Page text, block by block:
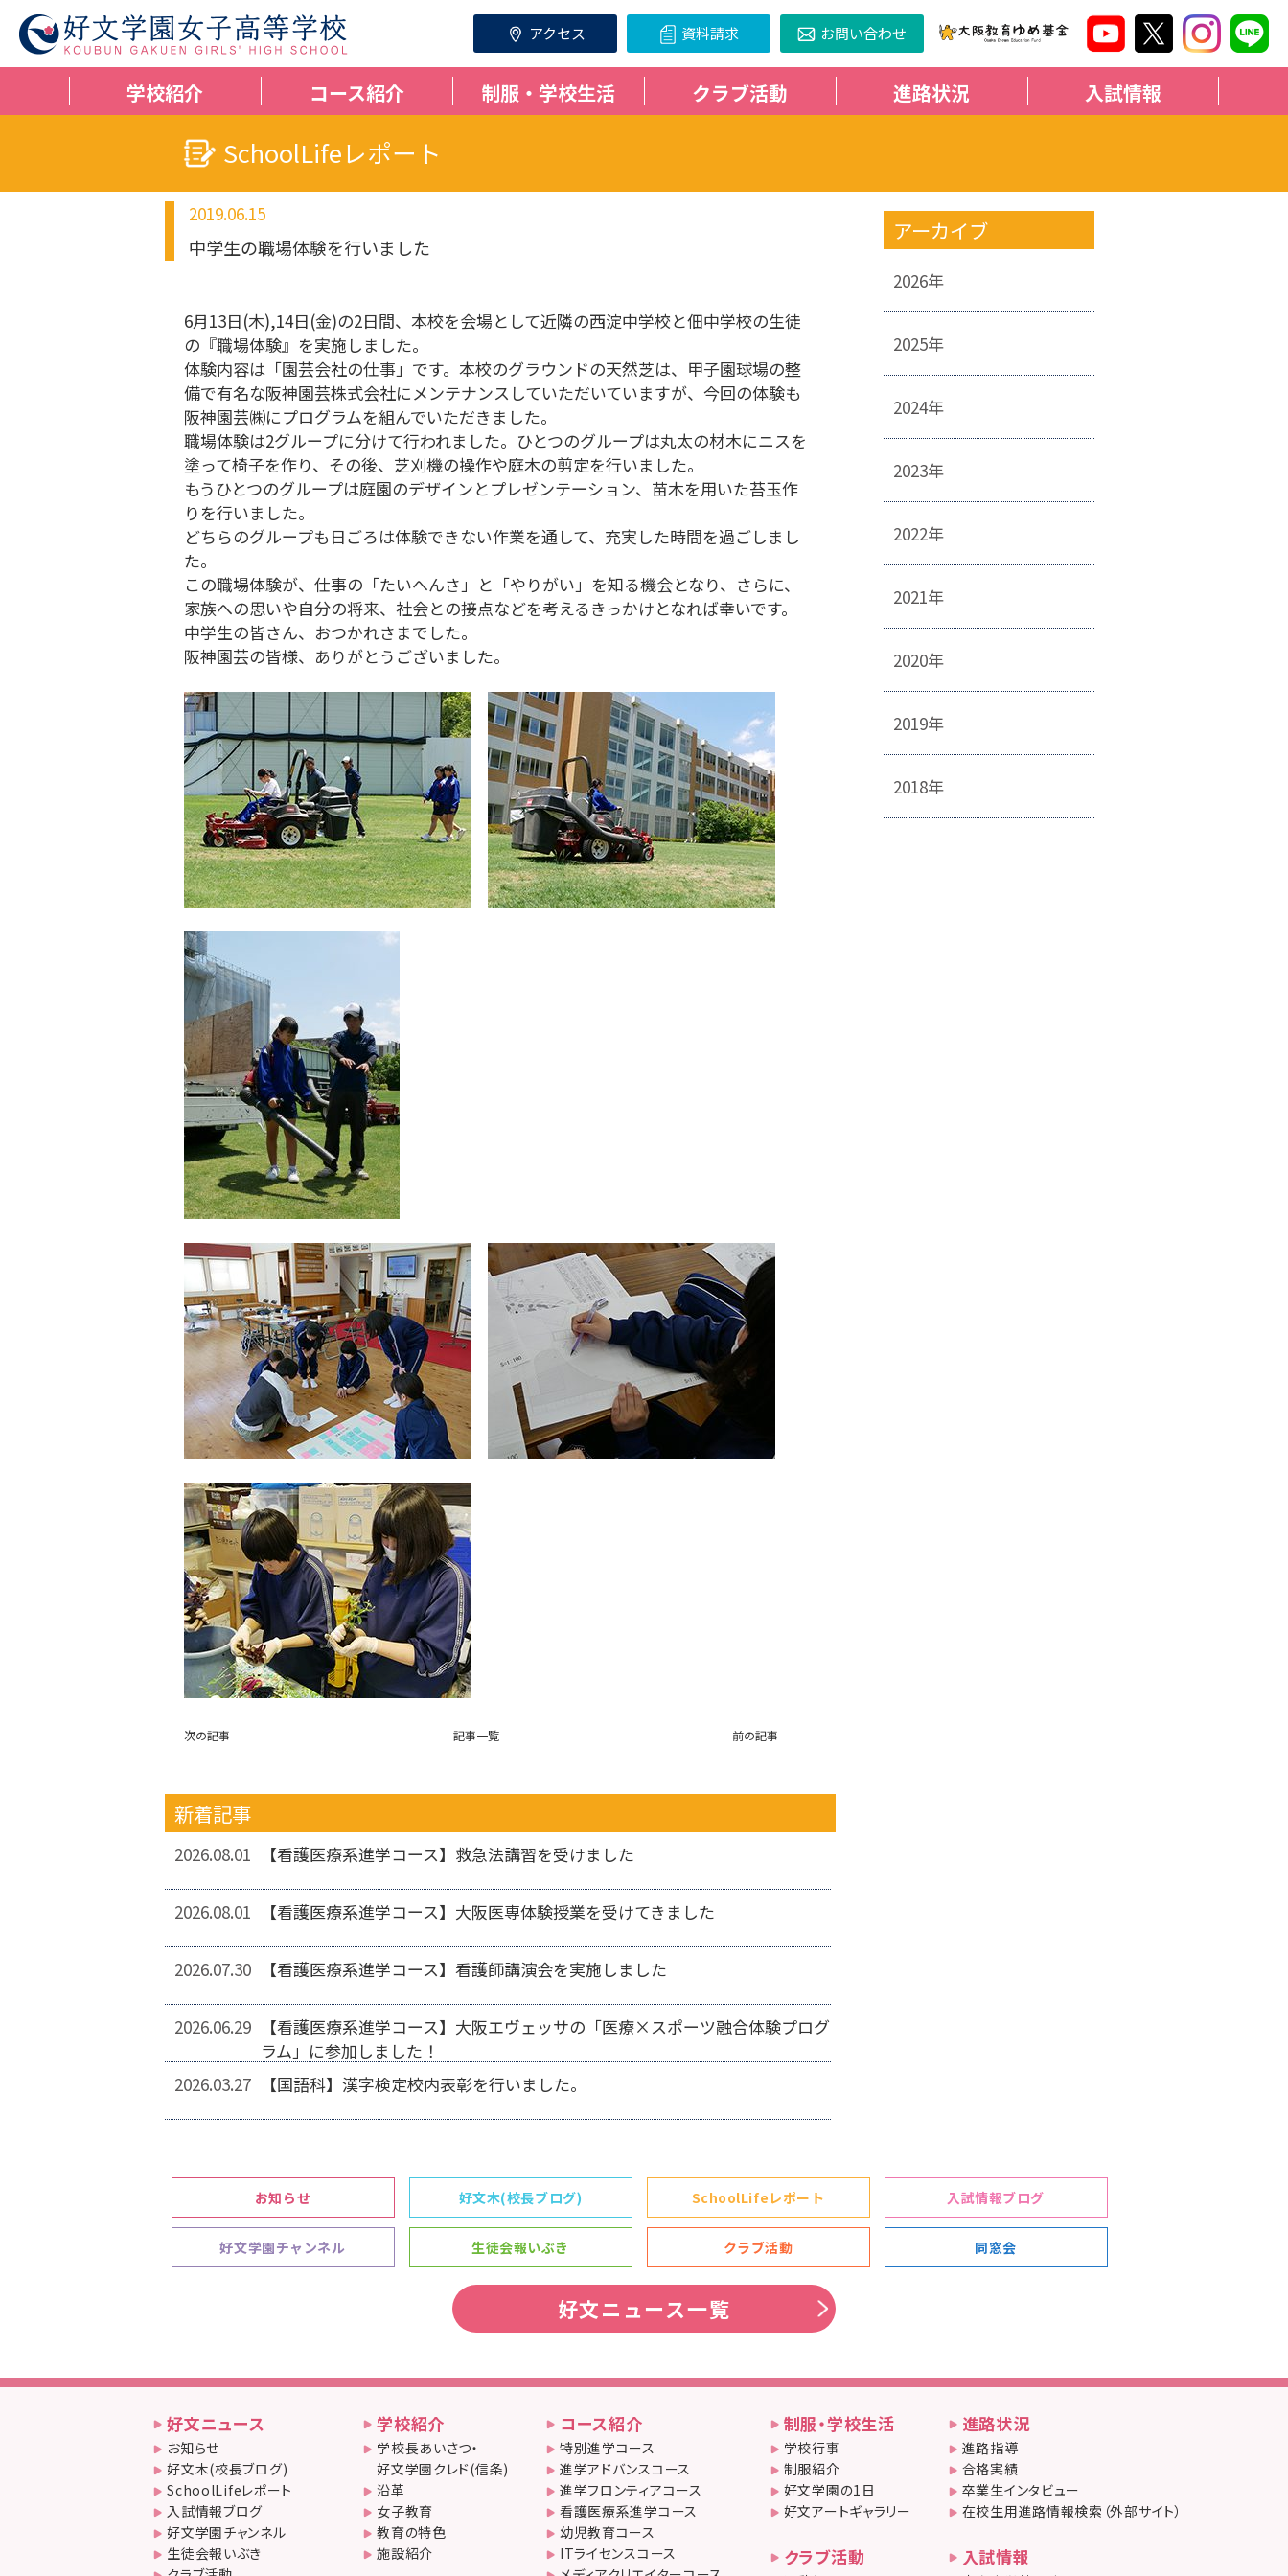
アクセス 資料請求 お問い合わせ
学校紹介 コース紹介 制服・学校生活 クラブ活動 進路状況 入試情報
SchoolLifeレポート
2019.06.15
中学生の職場体験を行いました
6月13日(木),14日(金)の2日間、本校を会場として近隣の西淀中学校と佃中学校の生徒
の『職場体験』を実施しました。
体験内容は「園芸会社の仕事」です。本校のグラウンドの天然芝は、甲子園球場の整
備で有名な阪神園芸株式会社にメンテナンスしていただいていますが、今回の体験も
阪神園芸㈱にプログラムを組んでいただきました。
職場体験は2グループに分けて行われました。ひとつのグループは丸太の材木にニスを
塗って椅子を作り、その後、芝刈機の操作や庭木の剪定を行いました。
もうひとつのグループは庭園のデザインとプレゼンテーション、苗木を用いた苔玉作
りを行いました。
どちらのグループも日ごろは体験できない作業を通して、充実した時間を過ごしまし
た。
この職場体験が、仕事の「たいへんさ」と「やりがい」を知る機会となり、さらに、
家族への思いや自分の将来、社会との接点などを考えるきっかけとなれば幸いです。
中学生の皆さん、おつかれさまでした。
阪神園芸の皆様、ありがとうございました。
次の記事 記事一覧 前の記事
新着記事
2026.08.01 【看護医療系進学コース】救急法講習を受けました
2026.08.01 【看護医療系進学コース】大阪医専体験授業を受けてきました
2026.07.30 【看護医療系進学コース】看護師講演会を実施しました
2026.06.29
【看護医療系進学コース】大阪エヴェッサの「医療×スポーツ融合体験プログ
ラム」に参加しました！
2026.03.27
【国語科】漢字検定校内表彰を行いました。
アーカイブ
2026年
2025年
2024年
2023年
2022年
2021年
2020年
2019年
2018年
お知らせ 好文木(校長ブログ) SchoolLifeレポート 入試情報ブログ
好文学園チャンネル 生徒会報いぶき クラブ活動 同窓会
好文ニュース一覧
好文ニュース
お知らせ
好文木(校長ブログ)
SchoolLifeレポート
入試情報ブログ
好文学園チャンネル
生徒会報いぶき
学校紹介
学校長あいさつ・
好文学園クレド(信条)
沿革
女子教育
教育の特色
施設紹介
コース紹介
特別進学コース
進学アドバンスコース
進学フロンティアコース
看護医療系進学コース
幼児教育コース
ITライセンスコース
制服・学校生活
学校行事
制服紹介
好文学園の1日
好文アートギャラリー
クラブ活動
進路状況
進路指導
合格実績
卒業生インタビュー
在校生用進路情報検索（外部サイト）
入試情報